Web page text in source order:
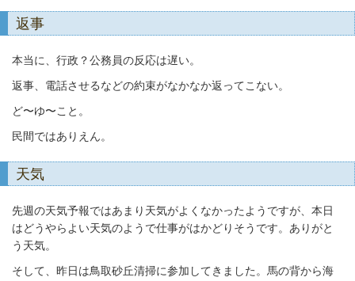
返事
本当に、行政？公務員の反応は遅い。
返事、電話させるなどの約束がなかなか返ってこない。
ど〜ゆ〜こと。
民間ではありえん。
天気
先週の天気予報ではあまり天気がよくなかったようですが、本日
はどうやらよい天気のようで仕事がはかどりそうです。ありがと
う天気。
そして、昨日は鳥取砂丘清掃に参加してきました。馬の背から海